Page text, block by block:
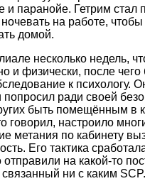
и паранойе. Гетрим стал
на работе,
домой.
несколько недель,
и физически, после
к психологу.
ради своей
быть помещённым в
говорил, настроило
метания по кабинету
Его тактика
отправили на какой-то
связанный ни с каким SCP.